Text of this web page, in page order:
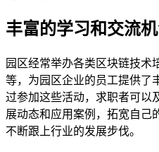
丰富的学习和交流
园区经常举办各类区块链技术
等，为园区企业的员工提供了
过参加这些活动，求职者可以
展动态和应用案例，拓宽自己
不断跟上行业的发展步伐。